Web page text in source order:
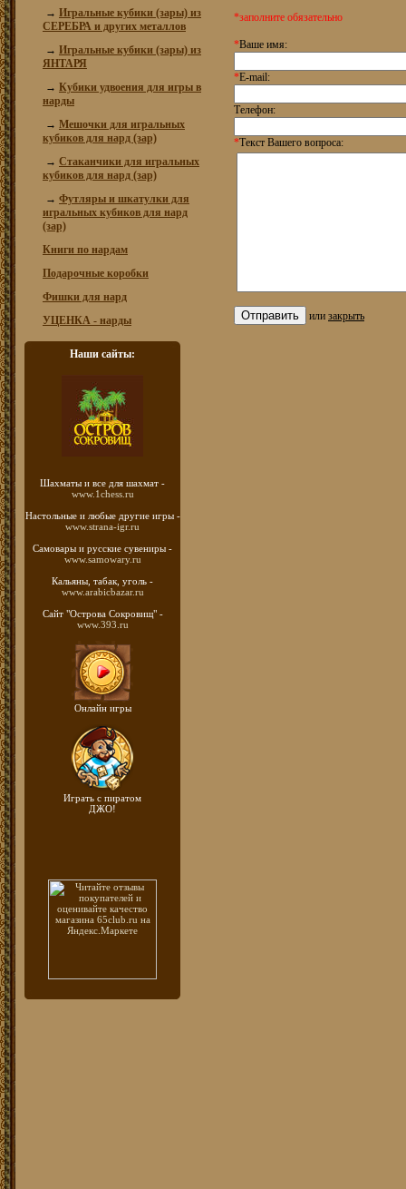
→ Игральные кубики (зары) из
СЕРЕБРА и других металлов
→ Игральные кубики (зары) из
ЯНТАРЯ
→ Кубики удвоения для игры в
нарды
→ Мешочки для игральных
кубиков для нард (зар)
→ Стаканчики для игральных
кубиков для нард (зар)
→ Футляры и шкатулки для
игральных кубиков для нард
(зар)
Книги по нардам
Подарочные коробки
Фишки для нард
УЦЕНКА - нарды
Наши сайты:
Шахматы и все для шахмат -
www.1chess.ru
Настольные и любые другие игры -
www.strana-igr.ru
Самовары и русские сувениры -
www.samowary.ru
Кальяны, табак, уголь -
www.arabicbazar.ru
Сайт "Острова Сокровищ" -
www.393.ru
Онлайн игры
Играть с пиратом
ДЖО!
*заполните обязательно
*Ваше имя:
*E-mail:
Телефон:
*Текст Вашего вопроса:
или закрыть